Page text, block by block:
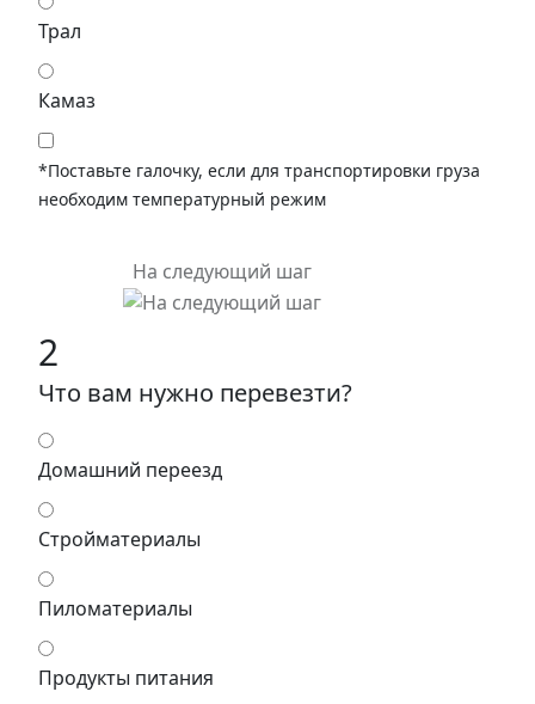
Трал
Камаз
*Поставьте галочку, если для транспортировки груза
необходим температурный режим
На следующий шаг
2
Что вам нужно перевезти?
Домашний переезд
Стройматериалы
Пиломатериалы
Продукты питания